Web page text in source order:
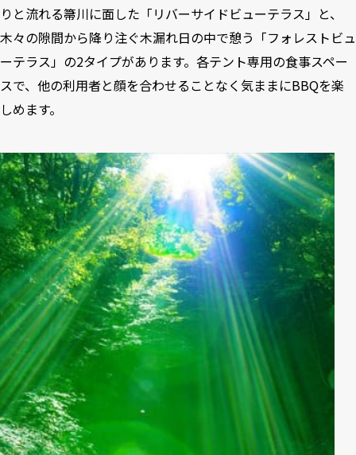
りと流れる箒川に面した「リバーサイドビューテラス」と、
木々の隙間から降り注ぐ木漏れ日の中で憩う「フォレストビュ
ーテラス」の2タイプがあります。各テント専用の食事スペー
スで、他の利用者と顔を合わせることなく気ままにBBQを楽
しめます。